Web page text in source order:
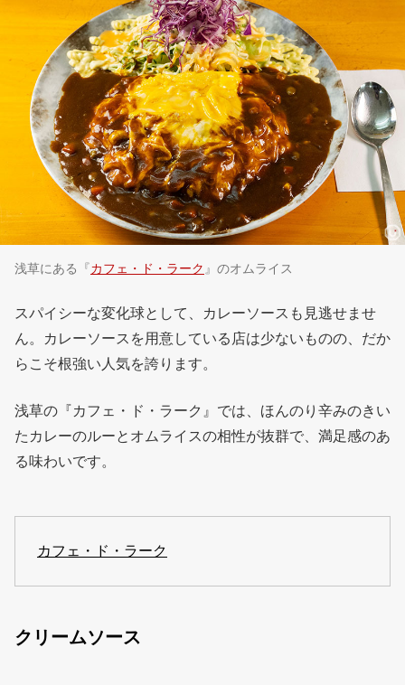
浅草にある『カフェ・ド・ラーク 』のオムライス
スパイシーな変化球として、カレーソースも見逃せませ
ん。カレーソースを用意している店は少ないものの、だか
らこそ根強い人気を誇ります。
浅草の『カフェ・ド・ラーク』では、ほんのり辛みのきい
たカレーのルーとオムライスの相性が抜群で、満足感のあ
る味わいです。
カフェ・ド・ラーク
クリームソース